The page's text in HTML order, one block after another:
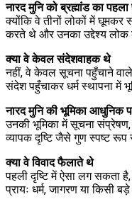
नारद मुनि को ब्रह्मांड का
क्योंकि वे तीनों लोकों में
करते थे और उनका उद्देश्य लोक
क्या वे केवल संदेशवाहक थे
नहीं, वे केवल सूचना पहुँचाने
संदेश पहुँचाकर धर्म स्थापना में
नारद मुनि की भूमिका आधुनिक
उनकी भूमिका में सूचना
व्यापक दृष्टि जैसे गुण स्पष्ट रूप
क्या वे विवाद फैलाते थे
पहली दृष्टि में ऐसा लग सकता
प्रायः धर्म, जागरण या किसी